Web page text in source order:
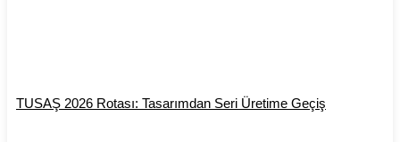
TUSAŞ 2026 Rotası: Tasarımdan Seri Üretime Geçiş